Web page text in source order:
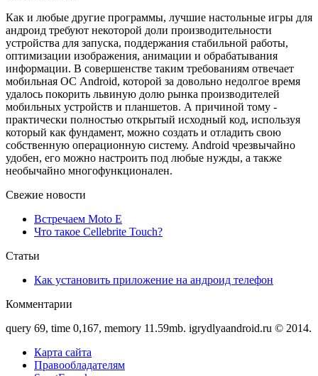
Как и любые другие программы, лучшие настольные игры для
андроид требуют некоторой доли производительности
устройства для запуска, поддержания стабильной работы,
оптимизации изображения, анимации и обрабатывания
информации. В совершенстве таким требованиям отвечает
мобильная ОС Android, которой за довольно недолгое время
удалось покорить львиную долю рынка производителей
мобильных устройств и планшетов. А причиной тому -
практически полностью открытый исходный код, используя
который как фундамент, можно создать и отладить свою
собственную операционную систему. Android чрезвычайно
удобен, его можно настроить под любые нужды, а также
необычайно многофункционален.
Свежие новости
Встречаем Moto E
Что такое Cellebrite Touch?
Статьи
Как установить приложение на андроид телефон
Комментарии
query 69, time 0,167, memory 11.59mb. igrydlyaandroid.ru © 2014.
Карта сайта
Правообладателям